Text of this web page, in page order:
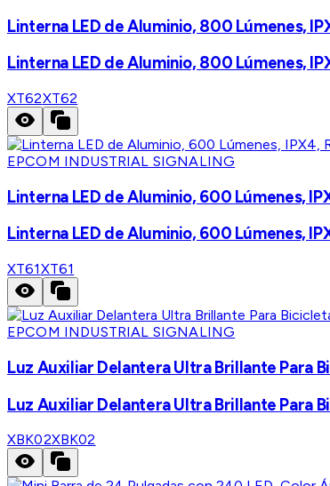
Linterna LED de Aluminio, 800 Lúmenes,
Linterna LED de Aluminio, 800 Lúmenes,
XT62XT62
EPCOM INDUSTRIAL SIGNALING
Linterna LED de Aluminio, 600 Lúmenes,
Linterna LED de Aluminio, 600 Lúmenes,
XT61XT61
EPCOM INDUSTRIAL SIGNALING
Luz Auxiliar Delantera Ultra Brillante Para
Luz Auxiliar Delantera Ultra Brillante Para
XBK02XBK02